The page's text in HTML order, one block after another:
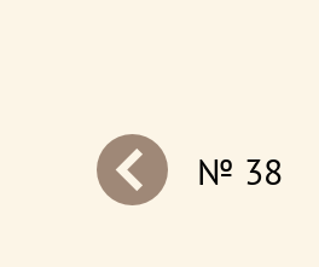
№ 38